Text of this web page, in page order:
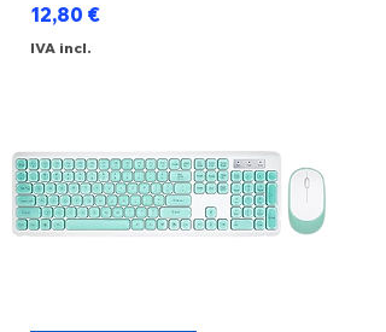
Preço
12,80 €
IVA incl.